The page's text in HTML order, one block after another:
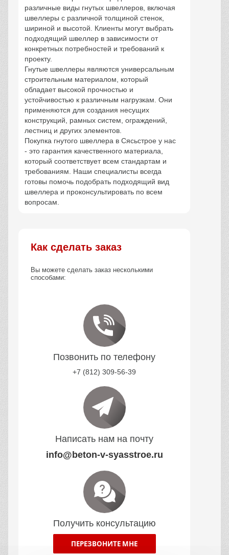
различные виды гнутых швеллеров, включая
швеллеры с различной толщиной стенок,
шириной и высотой. Клиенты могут выбрать
подходящий швеллер в зависимости от
конкретных потребностей и требований к
проекту.
Гнутые швеллеры являются универсальным
строительным материалом, который
обладает высокой прочностью и
устойчивостью к различным нагрузкам. Они
применяются для создания несущих
конструкций, рамных систем, ограждений,
лестниц и других элементов.
Покупка гнутого швеллера в Сясьстрое у нас
- это гарантия качественного материала,
который соответствует всем стандартам и
требованиям. Наши специалисты всегда
готовы помочь подобрать подходящий вид
швеллера и проконсультировать по всем
вопросам.
Как сделать заказ
Вы можете сделать заказ несколькими
способами:
Позвонить по телефону
+7 (812) 309-56-39
Написать нам на почту
info@beton-v-syasstroe.ru
Получить консультацию
ПЕРЕЗВОНИТЕ МНЕ